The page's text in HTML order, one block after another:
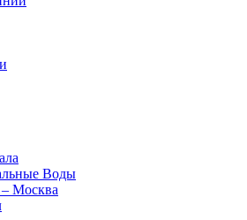
Воды
– Москва